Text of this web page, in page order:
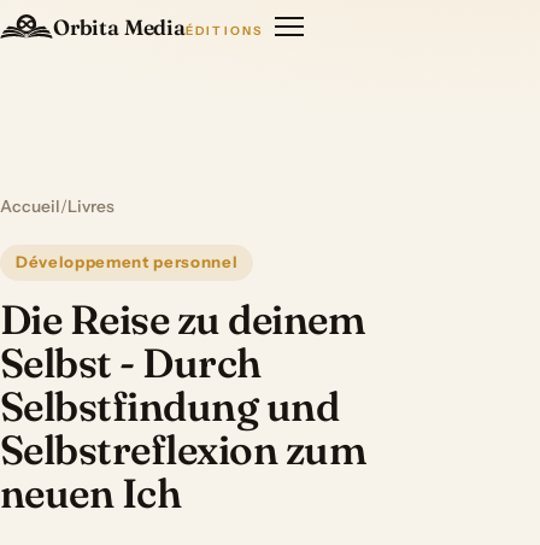
Orbita MediaÉDITIONS
Accueil/Livres
Développement personnel
Die Reise zu deinem
Selbst - Durch
Selbstfindung und
Selbstreflexion zum
neuen Ich